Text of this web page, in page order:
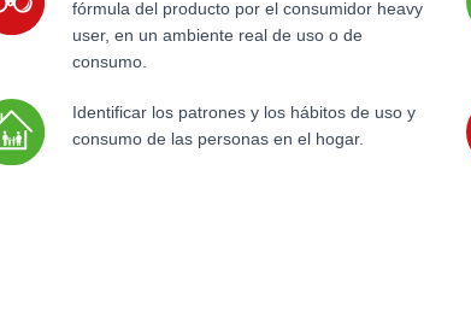
fórmula del producto por el consumidor heavy
user, en un ambiente real de uso o de
consumo.
Identificar los patrones y los hábitos de uso y
consumo de las personas en el hogar.